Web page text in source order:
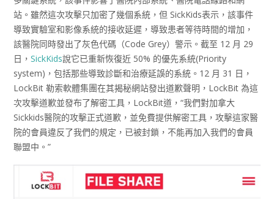
站。雖然這次攻擊只加密了幾個系統，但 SickKids表示，該事件
導致實驗室和影像系統的接收延遲，導致患者等待時間的增加，
該醫院同時發出了灰色代碼（Code Grey）警示。截至 12 月 29
日， SickKids說它已重新恢復近 50% 的優先系統(Priority
system)，包括那些導致診斷和治療延誤的系統。12 月 31 日，
LockBit 勒索軟體集團在其揭秘網站發出道歉聲明，LockBit 為這
次攻擊道歉並發布了解密工具，LockBit道，“我們對加拿大
Sickkids醫院的攻擊正式道歉，並免費提供解密工具，攻擊這家醫
院的會員違反了我們的規定，已被封鎖，不能再加入我們的會員
聯盟中。”